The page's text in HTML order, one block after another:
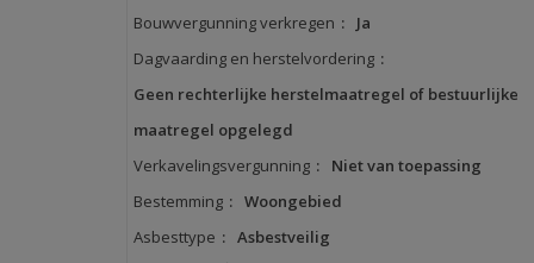
Bouwvergunning verkregen :
Ja
Dagvaarding en herstelvordering :
Geen rechterlijke herstelmaatregel of bestuurlijke
maatregel opgelegd
Verkavelingsvergunning :
Niet van toepassing
Bestemming : Woongebied
Asbesttype : Asbestveilig